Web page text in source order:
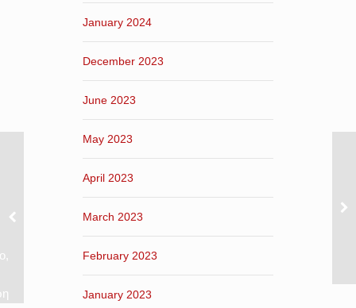
January 2024
December 2023
June 2023
May 2023
April 2023
March 2023
February 2023
January 2023